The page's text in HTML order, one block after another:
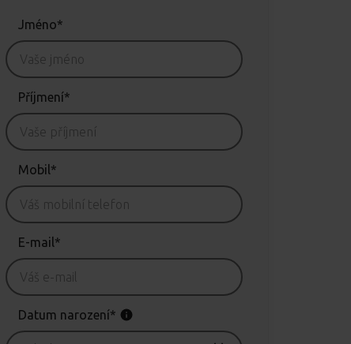
Jméno*
Příjmení*
Mobil*
E-mail*
Datum narození*